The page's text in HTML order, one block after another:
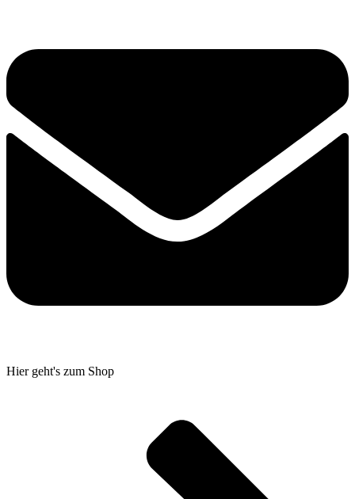
Hier geht's zum Shop